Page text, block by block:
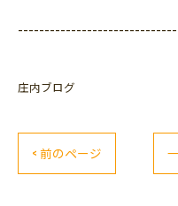
庄内ブログ
< 前のページ